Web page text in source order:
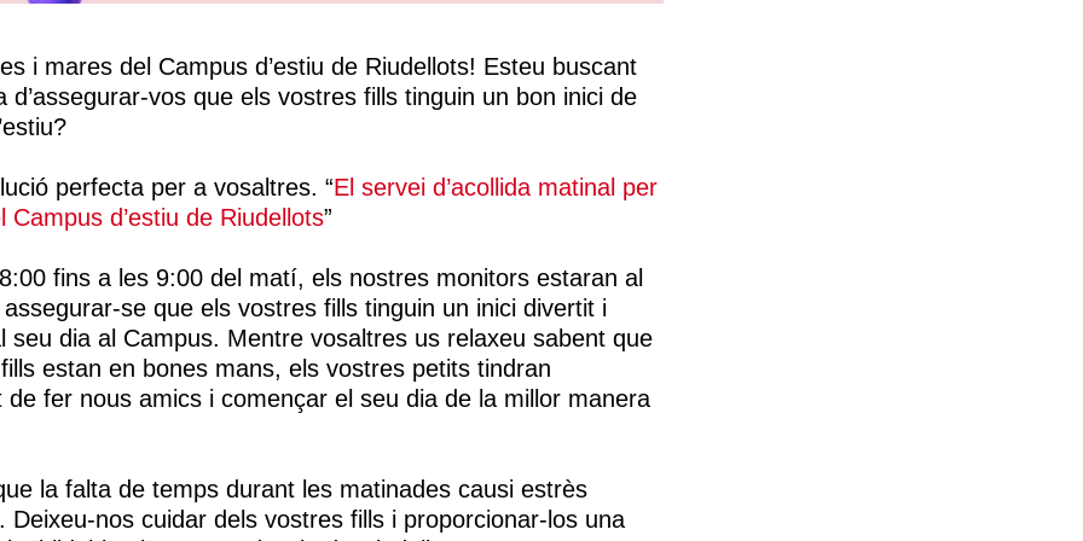
i mares del Campus d’estiu de Riudellots! Esteu buscant
d’assegurar-vos que els vostres fills tinguin un bon inici de
perfecta per a vosaltres. “El servei d’acollida matinal per
Campus d’estiu de Riudellots”
fins a les 9:00 del matí, els nostres monitors estaran al
se que els vostres fills tinguin un inici divertit i
seu dia al Campus. Mentre vosaltres us relaxeu sabent que
estan en bones mans, els vostres petits tindran
de fer nous amics i començar el seu dia de la millor manera
la falta de temps durant les matinades causi estrès
Deixeu-nos cuidar dels vostres fills i proporcionar-los una